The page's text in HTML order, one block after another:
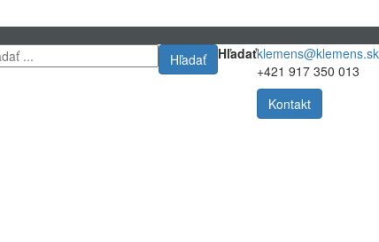
klemens@klemens.sk
+421 917 350 013
Kontakt
Hľadať
Hľadať